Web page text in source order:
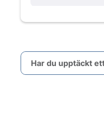
Har du upptäckt